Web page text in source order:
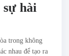
sự hài
trong không
nhau để tạo ra